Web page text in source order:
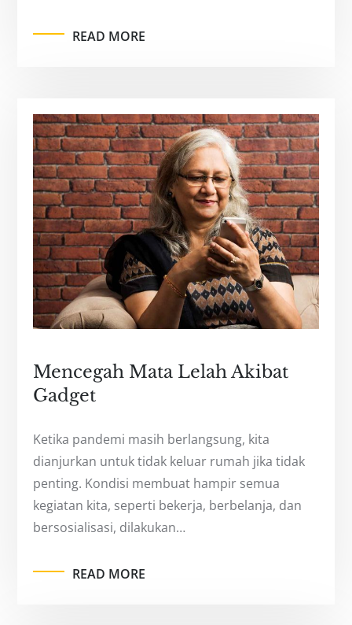
READ MORE
Mencegah Mata Lelah Akibat
Gadget
Ketika pandemi masih berlangsung, kita
dianjurkan untuk tidak keluar rumah jika tidak
penting. Kondisi membuat hampir semua
kegiatan kita, seperti bekerja, berbelanja, dan
bersosialisasi, dilakukan…
READ MORE